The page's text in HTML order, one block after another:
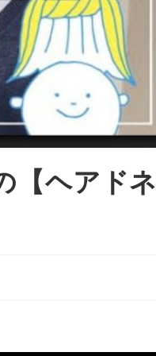
【ヘアド